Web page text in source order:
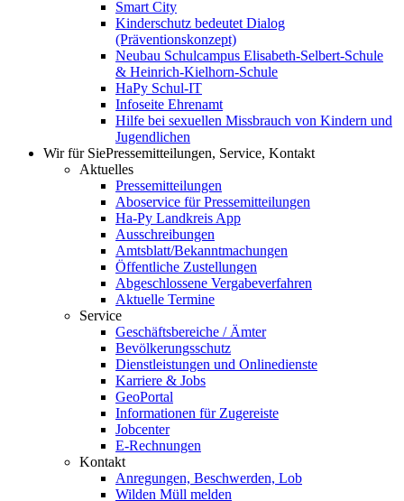
Smart City
Kinderschutz bedeutet Dialog
(Präventionskonzept)
Neubau Schulcampus Elisabeth-Selbert-Schule
& Heinrich-Kielhorn-Schule
HaPy Schul-IT
Infoseite Ehrenamt
Hilfe bei sexuellen Missbrauch von Kindern und
Jugendlichen
Wir für SiePressemitteilungen, Service, Kontakt
Aktuelles
Pressemitteilungen
Aboservice für Pressemitteilungen
Ha-Py Landkreis App
Ausschreibungen
Amtsblatt/Bekanntmachungen
Öffentliche Zustellungen
Abgeschlossene Vergabeverfahren
Aktuelle Termine
Service
Geschäftsbereiche / Ämter
Bevölkerungsschutz
Dienstleistungen und Onlinedienste
Karriere & Jobs
GeoPortal
Informationen für Zugereiste
Jobcenter
E-Rechnungen
Kontakt
Anregungen, Beschwerden, Lob
Wilden Müll melden